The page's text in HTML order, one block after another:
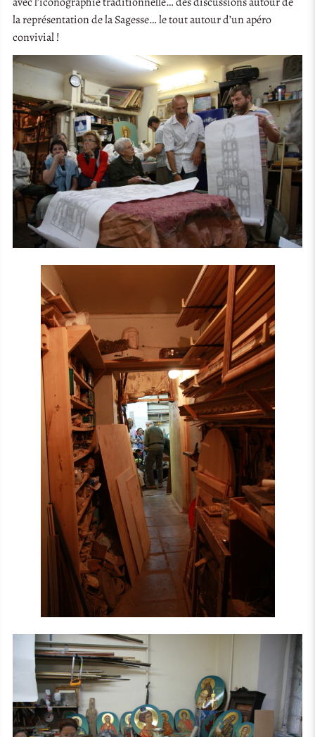
la représentation de la Sagesse… le tout autour d’un apéro
convivial !